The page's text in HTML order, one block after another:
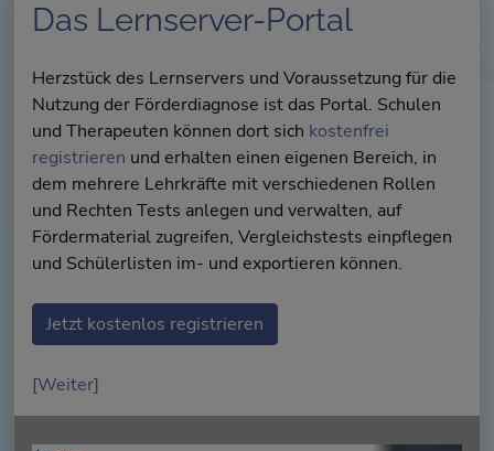
Das Lernserver-Portal
Herzstück des Lernservers und Voraussetzung für die
Nutzung der Förderdiagnose ist das Portal. Schulen
und Therapeuten können dort sich kostenfrei
registrieren und erhalten einen eigenen Bereich, in
dem mehrere Lehrkräfte mit verschiedenen Rollen
und Rechten Tests anlegen und verwalten, auf
Fördermaterial zugreifen, Vergleichstests einpflegen
und Schülerlisten im- und exportieren können.
Jetzt kostenlos registrieren
[Weiter]